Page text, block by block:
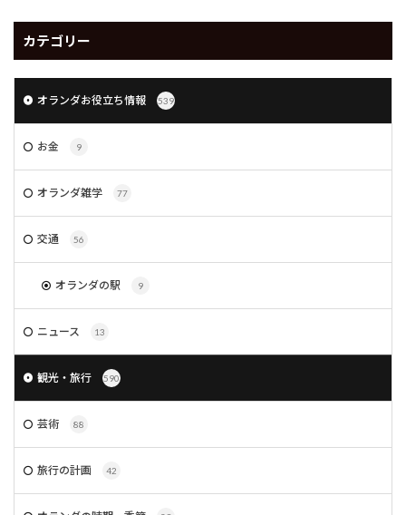
カテゴリー
オランダお役立ち情報 539
お金 9
オランダ雑学 77
交通 56
オランダの駅 9
ニュース 13
観光・旅行 590
芸術 88
旅行の計画 42